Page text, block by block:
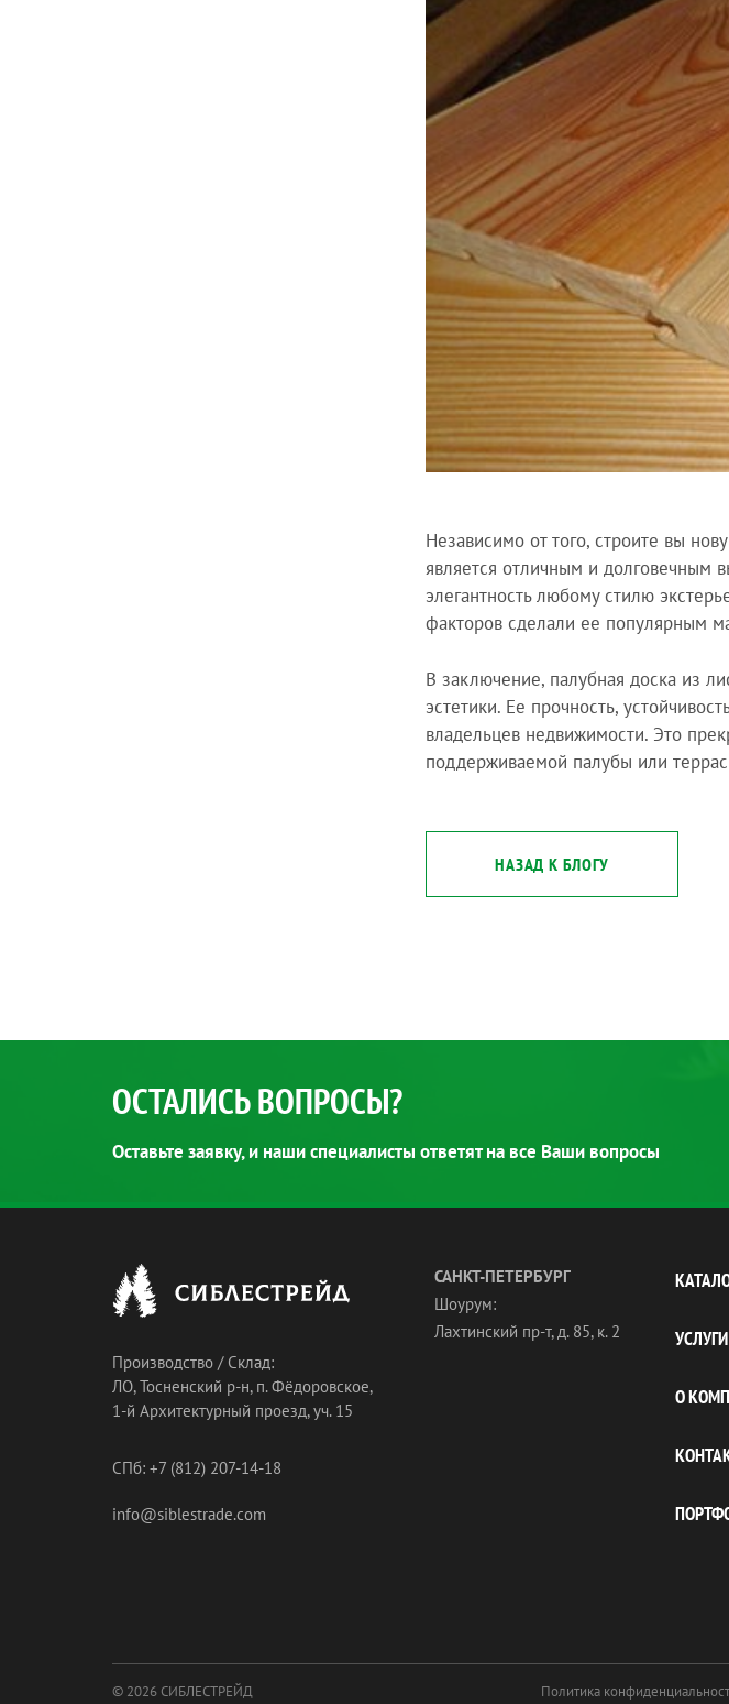
Независимо от того, строите вы
является отличным и долговечным
элегантность любому стилю
факторов сделали ее популярным
В заключение, палубная доска из
эстетики. Ее прочность,
владельцев недвижимости. Это
поддерживаемой палубы или
НАЗАД К БЛОГУ
ОСТАЛИСЬ ВОПРОСЫ?
Оставьте заявку, и наши специалисты ответят на все Ваши вопросы
Производство / Склад:
ЛО, Тосненский р-н, п. Фёдоровское,
1-й Архитектурный проезд, уч. 15
СПб: +7 (812) 207-14-18
info@siblestrade.com
САНКТ-ПЕТЕРБУРГ
Шоурум:
Лахтинский пр-т, д. 85, к. 2
УСЛУГИ
О
© 2026 СИБЛЕСТРЕЙД Политика